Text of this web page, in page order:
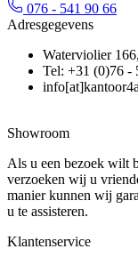
076 - 541 90 66
Adresgegevens
Waterviolier
Tel: +31 (0)76 -
Showroom
Als u een bezoek wilt
verzoeken wij u
manier kunnen wij
u te assisteren.
Klantenservice